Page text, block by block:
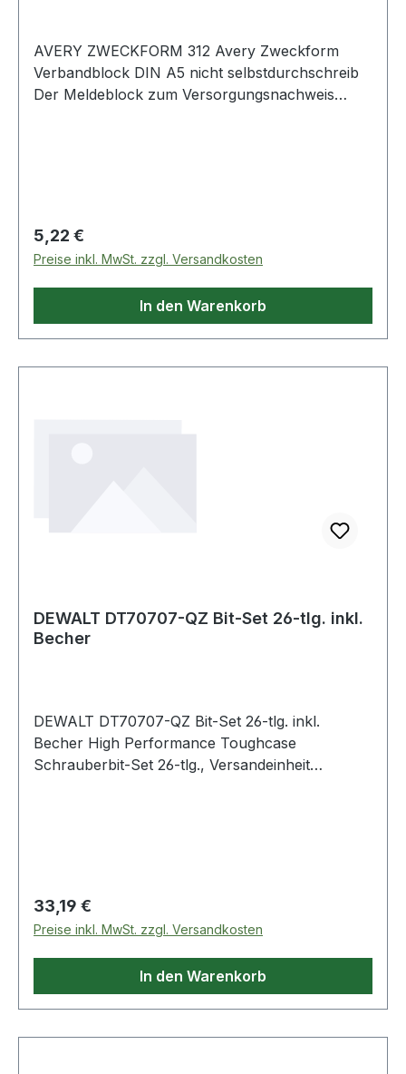
AVERY ZWECKFORM 312 Avery Zweckform
Verbandblock DIN A5 nicht selbstdurchschreib
Der Meldeblock zum Versorgungsnachweis
Regulärer Preis:
5,22 €
Preise inkl. MwSt. zzgl. Versandkosten
In den Warenkorb
DEWALT DT70707-QZ Bit-Set 26-tlg. inkl.
Becher
DEWALT DT70707-QZ Bit-Set 26-tlg. inkl.
Becher High Performance Toughcase
Schrauberbit-Set 26-tlg., Versandeinheit
Führungshülse|Kaffeebecher Weitere Produkte
im Bereich
Regulärer Preis:
33,19 €
Preise inkl. MwSt. zzgl. Versandkosten
In den Warenkorb